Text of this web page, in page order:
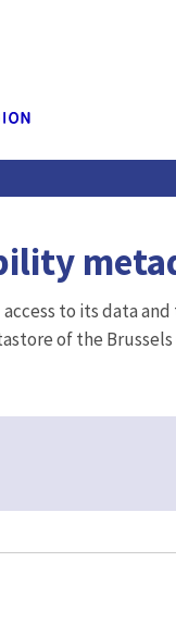
to its data
of the